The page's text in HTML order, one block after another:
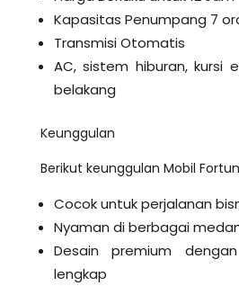
Kapasitas Penumpang 7
Transmisi Otomatis
AC, sistem hiburan, kursi
belakang
Keunggulan
Berikut keunggulan Mobil
Cocok untuk perjalanan
Nyaman di berbagai
Desain premium
lengkap